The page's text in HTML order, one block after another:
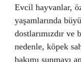
Evcil hayvanlar,
yaşamlarında
dostlarımızdır
nedenle, köpek
bakımı sunmayı